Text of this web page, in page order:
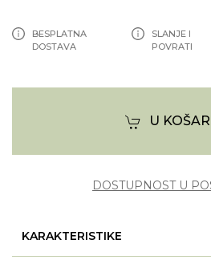
BESPLATNA
DOSTAVA
SLANJE I
POVRATI
U
DOSTUPNOST U
KARAKTERISTIKE